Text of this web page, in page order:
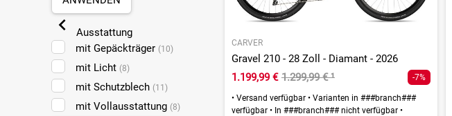
Münster
Pforzheim
Plankstadt(2)
Sankt Augustin
Ausstattung
mit Gepäckträger (10)
mit Licht (8)
mit Schutzblech (11)
mit Vollausstattung (8)
CARVER
Gravel 210 - 28 Zoll - Diamant - 2026
1.199,99 € 1.299,99 €¹ -7%
•Versand verfügbar •Varianten in ###branch###
verfügbar •In ###branch### nicht verfügbar •